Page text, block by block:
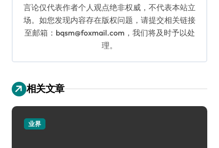
言论仅代表作者个人观点绝非权威，不代表本站立
场。如您发现内容存在版权问题，请提交相关链接
至邮箱：bqsm@foxmail.com，我们将及时予以处
理。
相关文章
业界